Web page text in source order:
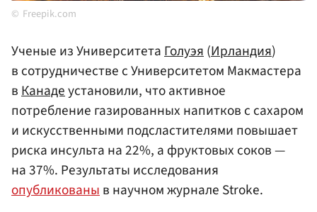
Freepik.com
Ученые из УниверситетаГолуэя(Ирландия)
в сотрудничестве с Университетом Макмастера
вКанадеустановили, что активное
потребление газированных напитков с сахаром
и искусственными подсластителями повышает
риска инсульта на 22%, а фруктовых соков —
на 37%. Результаты исследования
опубликованыв научном журнале Stroke.